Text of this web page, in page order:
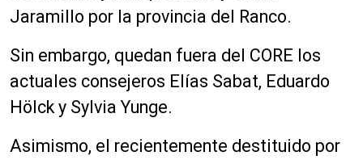
Jaramillo por la provincia del Ranco.
Sin embargo, quedan fuera del CORE los
actuales consejeros Elías Sabat, Eduardo
Hölck y Sylvia Yunge.
Asimismo, el recientemente destituido por